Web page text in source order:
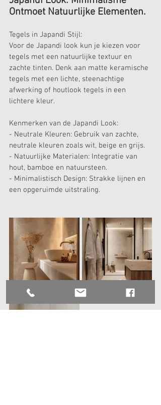
Ontmoet Natuurlijke Elementen.
Tegels in Japandi Stijl:
Voor de Japandi look kun je kiezen voor
tegels met een natuurlijke textuur en
zachte tinten. Denk aan matte keramische
tegels met een lichte, steenachtige
afwerking of houtlook tegels in een
lichtere kleur.
Kenmerken van de Japandi Look:
- Neutrale Kleuren: Gebruik van zachte,
neutrale kleuren zoals wit, beige en grijs.
- Natuurlijke Materialen: Integratie van
hout, bamboe en natuursteen.
- Minimalistisch Design: Strakke lijnen en
een opgeruimde uitstraling.